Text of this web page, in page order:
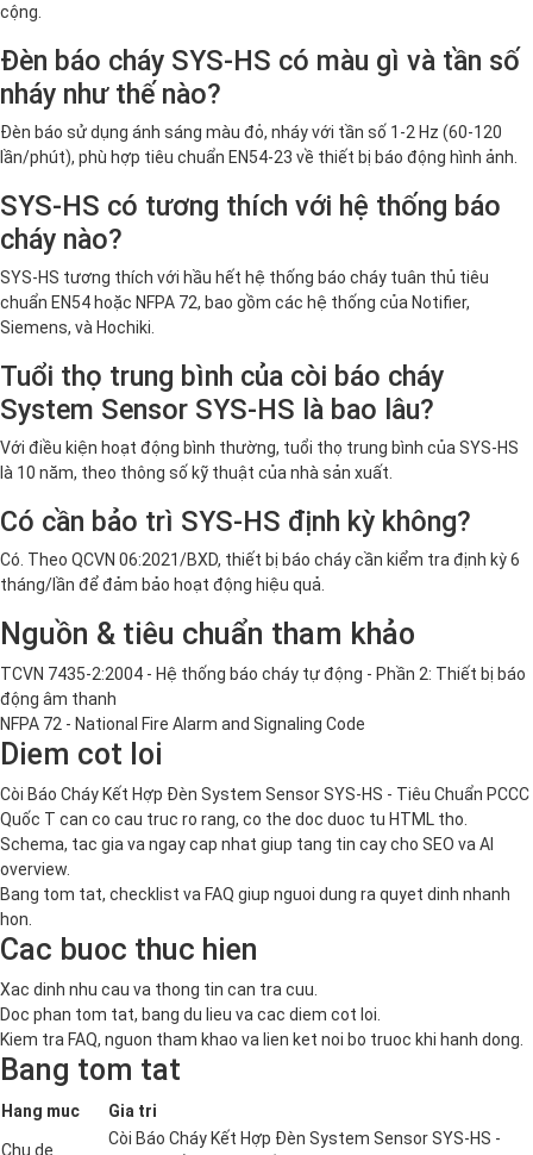
cộng.
Đèn báo cháy SYS-HS có màu gì và tần số
nháy như thế nào?
Đèn báo sử dụng ánh sáng màu đỏ, nháy với tần số 1-2 Hz (60-120
lần/phút), phù hợp tiêu chuẩn EN54-23 về thiết bị báo động hình ảnh.
SYS-HS có tương thích với hệ thống báo
cháy nào?
SYS-HS tương thích với hầu hết hệ thống báo cháy tuân thủ tiêu
chuẩn EN54 hoặc NFPA 72, bao gồm các hệ thống của Notifier,
Siemens, và Hochiki.
Tuổi thọ trung bình của còi báo cháy
System Sensor SYS-HS là bao lâu?
Với điều kiện hoạt động bình thường, tuổi thọ trung bình của SYS-HS
là 10 năm, theo thông số kỹ thuật của nhà sản xuất.
Có cần bảo trì SYS-HS định kỳ không?
Có. Theo QCVN 06:2021/BXD, thiết bị báo cháy cần kiểm tra định kỳ 6
tháng/lần để đảm bảo hoạt động hiệu quả.
Nguồn & tiêu chuẩn tham khảo
TCVN 7435-2:2004 - Hệ thống báo cháy tự động - Phần 2: Thiết bị báo
động âm thanh
NFPA 72 - National Fire Alarm and Signaling Code
Diem cot loi
Còi Báo Cháy Kết Hợp Đèn System Sensor SYS-HS - Tiêu Chuẩn PCCC
Quốc T can co cau truc ro rang, co the doc duoc tu HTML tho.
Schema, tac gia va ngay cap nhat giup tang tin cay cho SEO va AI
overview.
Bang tom tat, checklist va FAQ giup nguoi dung ra quyet dinh nhanh
hon.
Cac buoc thuc hien
Xac dinh nhu cau va thong tin can tra cuu.
Doc phan tom tat, bang du lieu va cac diem cot loi.
Kiem tra FAQ, nguon tham khao va lien ket noi bo truoc khi hanh dong.
Bang tom tat
Hang muc Gia tri
Chu de
Còi Báo Cháy Kết Hợp Đèn System Sensor SYS-HS -